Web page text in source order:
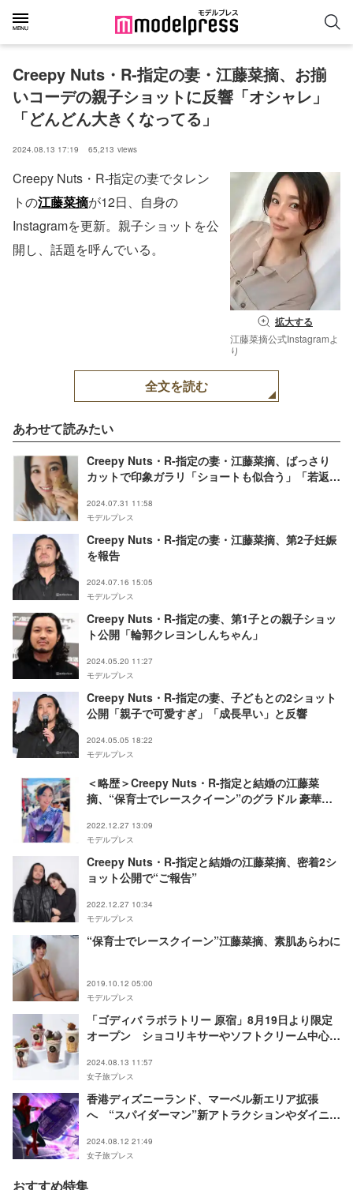
Creepy Nuts・R-指定の妻・江藤菜摘、お揃
いコーデの親子ショットに反響「オシャレ」
「どんどん大きくなってる」
2024.08.13 17:19 65,213 views
拡大する
江藤菜摘公式Instagramよ
り
Creepy Nuts・R-指定の妻でタレン
トの江藤菜摘が12日、自身の
Instagramを更新。親子ショットを公
開し、話題を呼んでいる。
全文を読む
あわせて読みたい
Creepy Nuts・R-指定の妻・江藤菜摘、ばっさり
カットで印象ガラリ「ショートも似合う」「若返っ
2024.07.31 11:58
モデルプレス
Creepy Nuts・R-指定の妻・江藤菜摘、第2子妊娠
を報告
2024.07.16 15:05
モデルプレス
Creepy Nuts・R-指定の妻、第1子との親子ショッ
ト公開「輪郭クレヨンしんちゃん」
2024.05.20 11:27
モデルプレス
Creepy Nuts・R-指定の妻、子どもとの2ショット
公開「親子で可愛すぎ」「成長早い」と反響
2024.05.05 18:22
モデルプレス
＜略歴＞Creepy Nuts・R-指定と結婚の江藤菜
摘、“保育士でレースクイーン”のグラドル 豪華な
2022.12.27 13:09
モデルプレス
Creepy Nuts・R-指定と結婚の江藤菜摘、密着2シ
ョット公開で“ご報告”
2022.12.27 10:34
モデルプレス
“保育士でレースクイーン”江藤菜摘、素肌あらわに
2019.10.12 05:00
モデルプレス
「ゴディバ ラボラトリー 原宿」8月19日より限定
オープン ショコリキサーやソフトクリーム中心に
2024.08.13 11:57
女子旅プレス
香港ディズニーランド、マーベル新エリア拡張
へ “スパイダーマン”新アトラクションやダイニン
2024.08.12 21:49
女子旅プレス
おすすめ特集